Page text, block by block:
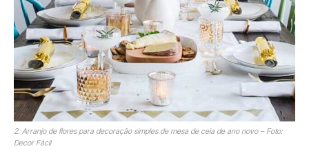
2. Arranjo de flores para decoração simples de mesa de ceia de ano novo – Foto:
Decor Fácil